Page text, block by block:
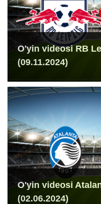
O'yin videosi RB
(09.11.2024)
O'yin videosi
(02.06.2024)